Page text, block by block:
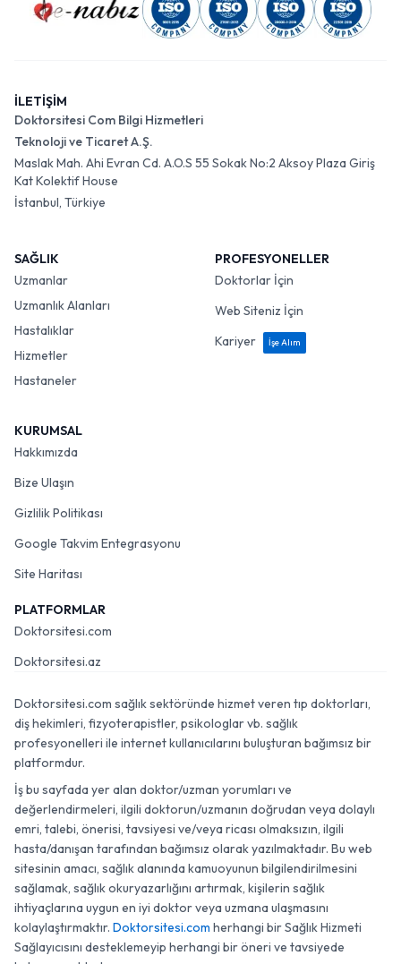
İLETİŞİM
Doktorsitesi Com Bilgi Hizmetleri
Teknoloji ve Ticaret A.Ş.
Maslak Mah. Ahi Evran Cd. A.O.S 55 Sokak No:2 Aksoy Plaza Giriş
Kat Kolektif House
İstanbul, Türkiye
SAĞLIK
Uzmanlar
Uzmanlık Alanları
Hastalıklar
Hizmetler
Hastaneler
PROFESYONELLER
Doktorlar İçin
Web Siteniz İçin
Kariyer
İşe Alım
KURUMSAL
Hakkımızda
Bize Ulaşın
Gizlilik Politikası
Google Takvim Entegrasyonu
Site Haritası
PLATFORMLAR
Doktorsitesi.com
Doktorsitesi.az
Doktorsitesi.com sağlık sektöründe hizmet veren tıp doktorları,
diş hekimleri, fizyoterapistler, psikologlar vb. sağlık
profesyonelleri ile internet kullanıcılarını buluşturan bağımsız bir
platformdur.
İş bu sayfada yer alan doktor/uzman yorumları ve
değerlendirmeleri, ilgili doktorun/uzmanın doğrudan veya dolaylı
emri, talebi, önerisi, tavsiyesi ve/veya ricası olmaksızın, ilgili
hasta/danışan tarafından bağımsız olarak yazılmaktadır. Bu web
sitesinin amacı, sağlık alanında kamuoyunun bilgilendirilmesini
sağlamak, sağlık okuryazarlığını artırmak, kişilerin sağlık
ihtiyaçlarına uygun en iyi doktor veya uzmana ulaşmasını
kolaylaştırmaktır. Doktorsitesi.com herhangi bir Sağlık Hizmeti
Sağlayıcısını desteklemeyip herhangi bir öneri ve tavsiyede